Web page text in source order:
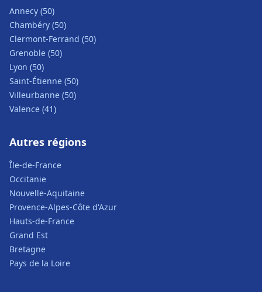
Annecy (50)
Chambéry (50)
Clermont-Ferrand (50)
Grenoble (50)
Lyon (50)
Saint-Étienne (50)
Villeurbanne (50)
Valence (41)
Autres régions
Île-de-France
Occitanie
Nouvelle-Aquitaine
Provence-Alpes-Côte d'Azur
Hauts-de-France
Grand Est
Bretagne
Pays de la Loire